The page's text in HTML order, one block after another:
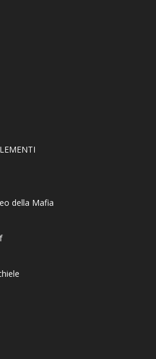
della Mafia